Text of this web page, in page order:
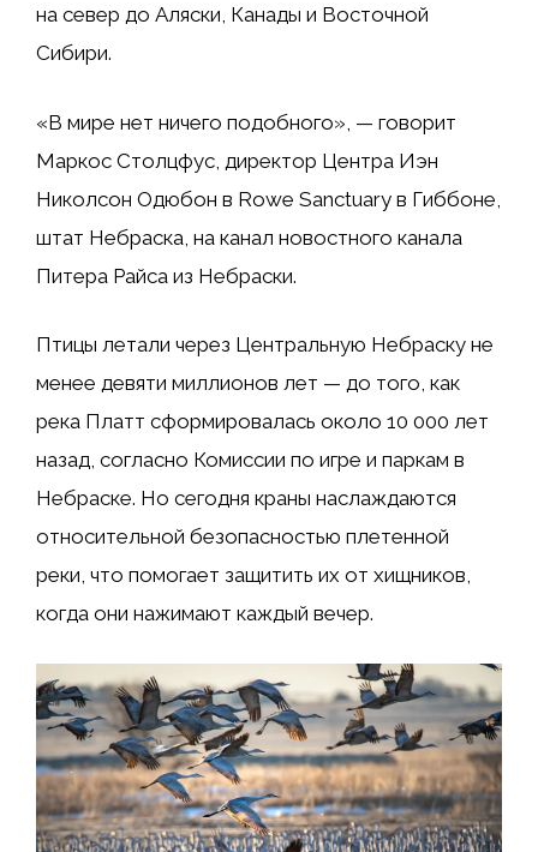
на север до Аляски, Канады и Восточной
Сибири.
«В мире нет ничего подобного», — говорит
Маркос Столцфус, директор Центра Иэн
Николсон Одюбон в Rowe Sanctuary в Гиббоне,
штат Небраска, на канал новостного канала
Питера Райса из Небраски.
Птицы летали через Центральную Небраску не
менее девяти миллионов лет — до того, как
река Платт сформировалась около 10 000 лет
назад, согласно Комиссии по игре и паркам в
Небраске. Но сегодня краны наслаждаются
относительной безопасностью плетенной
реки, что помогает защитить их от хищников,
когда они нажимают каждый вечер.